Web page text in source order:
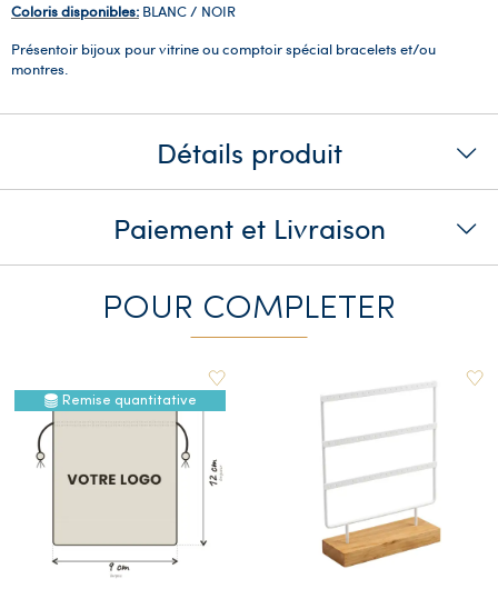
Coloris disponibles: BLANC / NOIR
Présentoir bijoux pour vitrine ou comptoir spécial bracelets et/ou
montres.
Détails produit
Paiement et Livraison
POUR COMPLETER
Remise quantitative